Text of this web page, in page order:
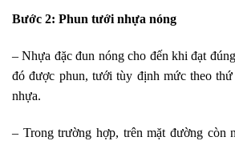
Bước 2: Phun tưới nhựa nóng
– Nhựa đặc đun nóng cho đến khi đạt
đó được phun, tưới tùy định mức theo
nhựa.
– Trong trường hợp, trên mặt đường còn